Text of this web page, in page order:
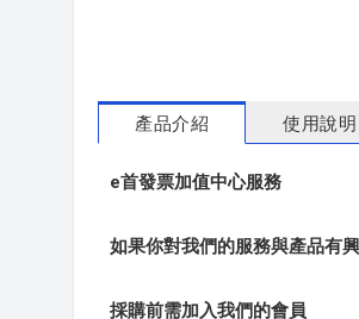
產品介紹 使用說明
e首發票加值中心服務
如果你對我們的服務與產品有
採購前需加入我們的會員